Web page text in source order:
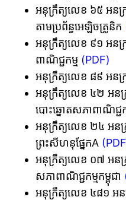
អនុក្រឹត្យលេខ ៦៥ អនក្រ
តាមប្រព័ន្ធអេឡិចត្រូនិក
អនុក្រឹត្យលេខ ៩១ អនក្
ពាណិជ្ជកម្ម (PDF)
អនុក្រឹត្យលេខ ៨៩ អនក្
អនុក្រឹត្យលេខ ៤២ អនក្
បោះឆ្នោតសភាពាណិជ្ជក
អនុក្រឹត្យលេខ ២៤ អនក្
ព្រះសីហនុផ្នែកA
អនុក្រឹត្យលេខ ០៧ អនក្
សភាពាណិជ្ជកម្មកម្ពុជា
អនុក្រឹត្យលេខ ៤៨១ អន